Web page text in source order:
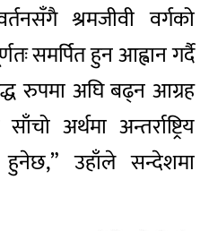
श्रमजीवी वर्गको
समर्पित हुन आह्वान गर्दै
रुपमा अघि बढ्न आग्रह
अर्थमा अन्तर्राष्ट्रिय
उहाँले सन्देशमा